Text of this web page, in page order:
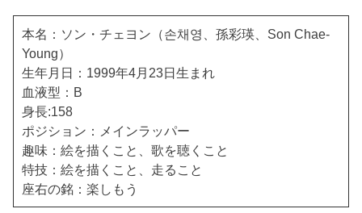
本名：ソン・チェヨン（손채영、孫彩瑛、Son Chae-
Young）
生年月日：1999年4月23日生まれ
血液型：B
身長:158
ポジション：メインラッパー
趣味：絵を描くこと、歌を聴くこと
特技：絵を描くこと、走ること
座右の銘：楽しもう